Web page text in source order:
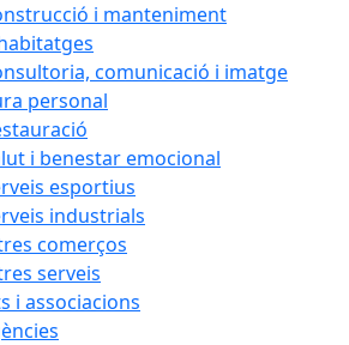
i manteniment
comunicació i imatge
personal
i benestar emocional
esportius
industrials
comerços
serveis
i associacions